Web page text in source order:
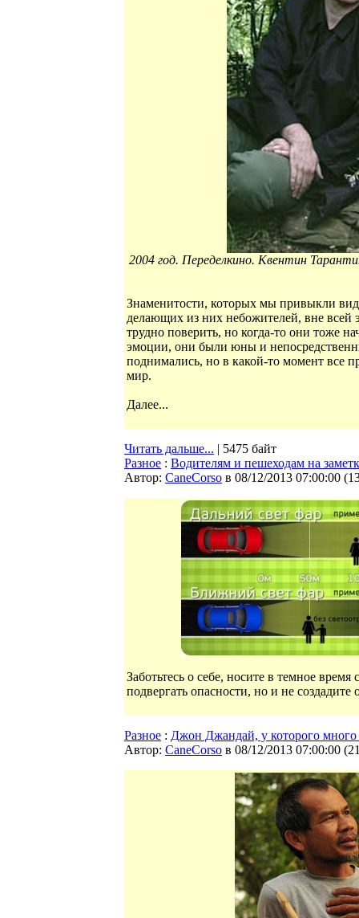
2004 год. Переделкино. Квентин
Знаменитости, которых мы привыкли
делающих из них небожителей, вне
трудно поверить, но когда-то они тоже
эмоции, они были юны и
поднимались, но в какой-то момент все
мир.
Далее...
Читать дальше... | 5475 байт
Разное : Водителям и пешеходам на
Автор: CaneCorso в 08/12/2013 07:00:00 (
Заботьтесь о себе, носите в темное
подвергать опасности, но и не
Разное : Джон Джандай, у которого много
Автор: CaneCorso в 08/12/2013 07:00:00 (